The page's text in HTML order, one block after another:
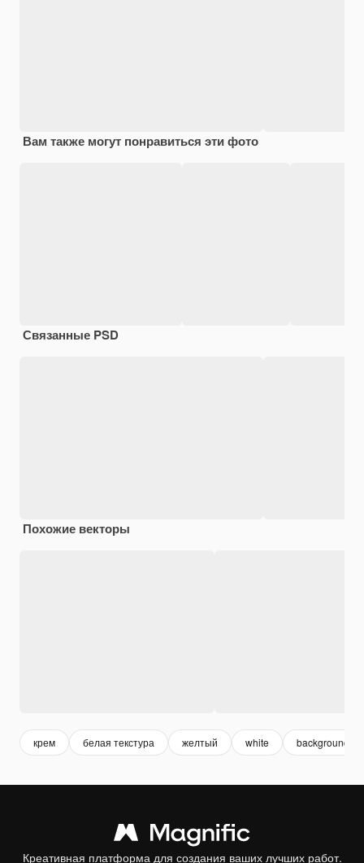
Вам также могут понравиться эти фото
Связанные PSD
Похожие векторы
крем белая текстура желтый white background
Креативная платформа для создания ваших лучших работ.